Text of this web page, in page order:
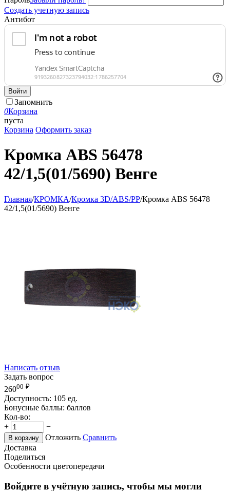
Создать учетную запись
Антибот
Войти
Запомнить
0Корзина
пуста
Корзина Оформить заказ
Кромка ABS 56478
42/1,5(01/5690) Венге
Главная/КРОМКА/Кромка 3D/ABS/PP/Кромка ABS 56478
42/1,5(01/5690) Венге
Написать отзыв
Задать вопрос
26000 ₽
Доступность: 105 ед.
Бонусные баллы: баллов
Кол-во:
+
−
В корзину Отложить Сравнить
Доставка
Поделиться
Особенности цветопередачи
Войдите в учётную запись, чтобы мы могли